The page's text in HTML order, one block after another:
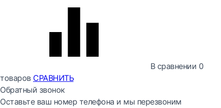
В сравнении 0
товаров СРАВНИТЬ
Обратный звонок
Оставьте ваш номер телефона и мы перезвоним